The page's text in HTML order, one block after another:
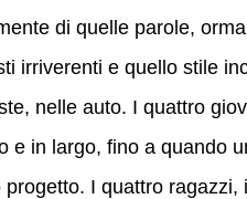
di quelle parole,
irriverenti e quello stile
nelle auto. I quattro
e in largo, fino a quando
I quattro